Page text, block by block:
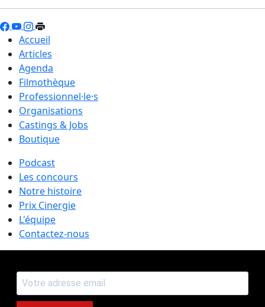
Accueil
Articles
Agenda
Filmothèque
Professionnel·le·s
Organisations
Castings & Jobs
Boutique
Podcast
Les concours
Notre histoire
Prix Cinergie
L'équipe
Contactez-nous